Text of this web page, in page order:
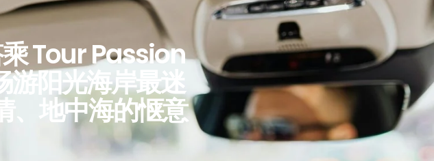
Tour Passion
阳光海岸最迷
、地中海的惬意